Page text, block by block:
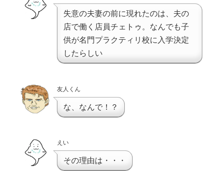
失意の夫妻の前に現れたのは、夫の
店で働く店員チェトゥ。なんでも子
供が名門プラクティリ校に入学決定
したらしい
友人くん
な、なんで！？
えい
その理由は・・・